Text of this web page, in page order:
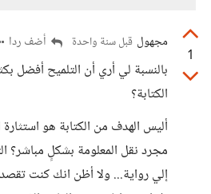
1
مجهول قبل سنة واحدة أضف ردا
بالنسبة لي أري أن التلميح أفضل
الكتابة؟
أليس الهدف من الكتابة هو
مجرد نقل المعلومة بشكلٍ مباشر؟
إلي رواية... ولا أظن انك كنت